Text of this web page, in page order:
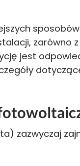
zarówno
jest
zazwyczaj